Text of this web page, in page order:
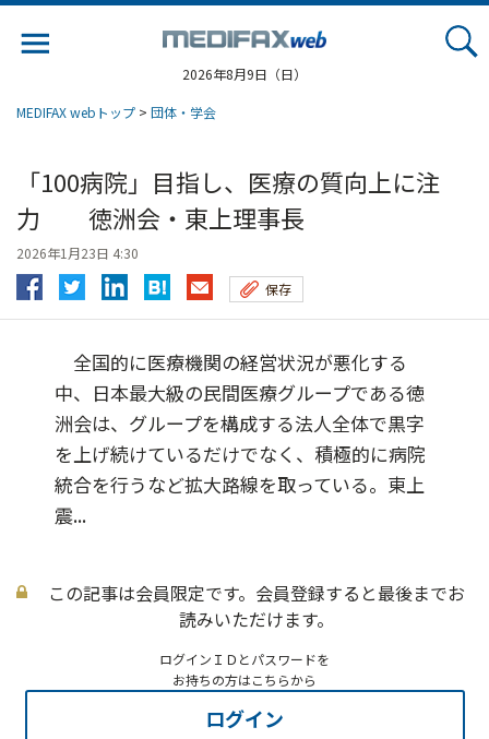
2026年8月9日（日）
MEDIFAX webトップ > 団体・学会
「100病院」目指し、医療の質向上に注
力 徳洲会・東上理事長
2026年1月23日 4:30
保存
全国的に医療機関の経営状況が悪化する
中、日本最大級の民間医療グループである徳
洲会は、グループを構成する法人全体で黒字
を上げ続けているだけでなく、積極的に病院
統合を行うなど拡大路線を取っている。東上
震...
この記事は会員限定です。会員登録すると最後までお
読みいただけます。
ログインＩＤとパスワードを
お持ちの方はこちらから
ログイン